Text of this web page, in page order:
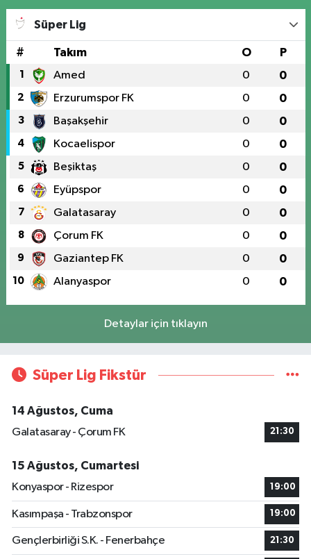
Süper Lig
# Takım O P
1 Amed 0 0
2 Erzurumspor FK 0 0
3 Başakşehir 0 0
4 Kocaelispor 0 0
5 Beşiktaş 0 0
6 Eyüpspor 0 0
7 Galatasaray 0 0
8 Çorum FK 0 0
9 Gaziantep FK 0 0
10 Alanyaspor 0 0
Detaylar için tıklayın
Süper Lig Fikstür
14 Ağustos, Cuma
Galatasaray - Çorum FK
21:30
15 Ağustos, Cumartesi
Konyaspor - Rizespor
19:00
Kasımpaşa - Trabzonspor 19:00
Gençlerbirliği S.K. - Fenerbahçe 21:30